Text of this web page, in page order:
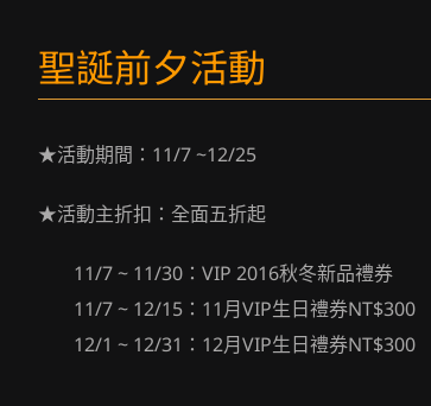
聖誕前夕活動
★活動期間：11/7 ~12/25
★活動主折扣：全面五折起
11/7 ~ 11/30：VIP 2016秋冬新品禮券
11/7 ~ 12/15：11月VIP生日禮券NT$300
12/1 ~ 12/31：12月VIP生日禮券NT$300